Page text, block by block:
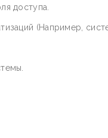
доступа.
(Например,